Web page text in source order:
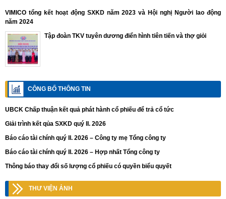
VIMICO tổng kết hoạt động SXKD năm 2023 và Hội nghị Người lao động
năm 2024
Tập đoàn TKV tuyên dương điển hình tiên tiến và thợ giỏi
CÔNG BỐ THÔNG TIN
UBCK Chấp thuận kết quả phát hành cổ phiếu để trả cổ tức
Giải trình kết qủa SXKD quý II. 2026
Báo cáo tài chính quý II. 2026 – Công ty mẹ Tổng công ty
Báo cáo tài chính quý II. 2026 – Hợp nhất Tổng công ty
Thông báo thay đổi số lượng cổ phiếu có quyền biểu quyết
THƯ VIỆN ẢNH